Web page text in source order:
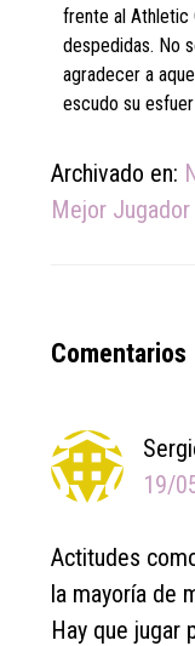
frente al Athletic
despedidas. No
agradecer a
escudo su
Archivado en:
Mejor Jugador
Reader
Comentarios
19/
Actitudes
la mayoría de
Hay que jugar